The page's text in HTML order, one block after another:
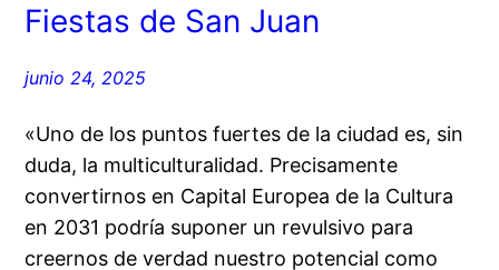
Fiestas de San Juan
junio 24, 2025
«Uno de los puntos fuertes de la ciudad es, sin
duda, la multiculturalidad. Precisamente
convertirnos en Capital Europea de la Cultura
en 2031 podría suponer un revulsivo para
creernos de verdad nuestro potencial como